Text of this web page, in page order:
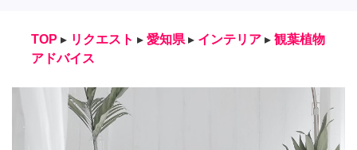
TOP ▸ リクエスト ▸ 愛知県 ▸ インテリア ▸ 観葉植物
アドバイス